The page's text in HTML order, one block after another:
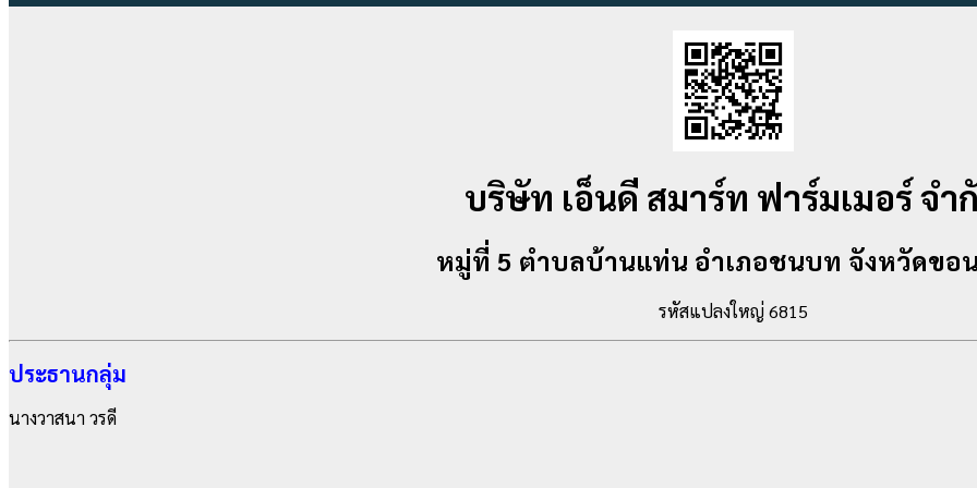
บริษัท เอ็นดี สมาร์ท ฟาร์มเมอร์ จำ
หมู่ที่ 5 ตำบลบ้านแท่น อำเภอชนบท จังหวัดขอ
รหัสแปลงใหญ่ 6815
ประธานกลุ่ม
นางวาสนา วรดี